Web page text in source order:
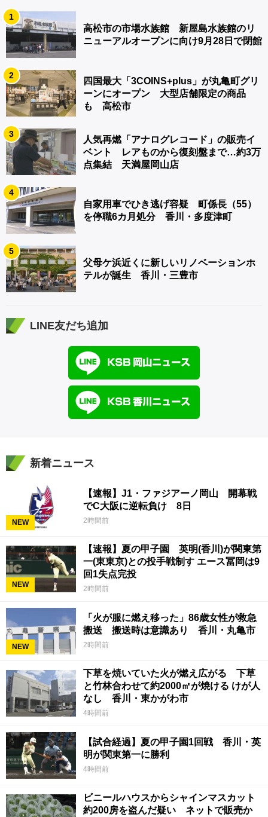
1
高松市の市場水族館 新屋島水族館のリ
ニューアルオープンに向け9月28日で閉館
2
四国最大「3COINS+plus」が丸亀町グリ
ーンにオープン 大型店舗限定の商品
も 高松市
3
人気再燃「アナログレコード」の販売イ
ベント レアものから復刻盤まで…約3万
点集結 天満屋岡山店
4
自家用車でひき逃げ容疑 町係長（55）
を停職6カ月処分 香川・多度津町
5
父母ケ浜近くに新しいリノベーションホ
テルが誕生 香川・三豊市
LINE友だち追加
新着ニュース
NEW
【速報】J1・ファジアーノ岡山 開幕戦
でC大阪に逆転負け 8日
2時間前
NEW
【速報】夏の甲子園 英明(香川)が関東第
一(東東京)との投手戦制す エース冨岡は9
回1失点完投
2時間前
NEW
「火が服に燃え移った」86歳女性が救急
搬送 搬送時は意識あり 香川・丸亀市
2時間前
下草を焼いていた火が燃え広がる 下草
と竹林合わせて約2000㎡が焼ける けが人
なし 香川・東かがわ市
4時間前
【試合経過】夏の甲子園1回戦 香川・英
明が関東第一に勝利
4時間前
ビニールハウスからシャインマスカット
約200房を盗んだ疑い ネットで販売か